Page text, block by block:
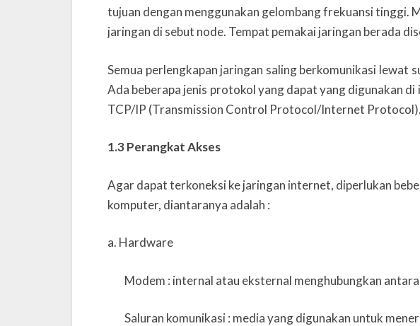
tujuan dengan menggunakan gelombang frekuansi tinggi.
jaringan di sebut node. Tempat pemakai jaringan berada
Semua perlengkapan jaringan saling berkomunikasi lewat
Ada beberapa jenis protokol yang dapat yang digunakan
TCP/IP (Transmission Control Protocol/Internet Protocol).
1.3 Perangkat Akses
Agar dapat terkoneksi ke jaringan internet, diperlukan
komputer, diantaranya adalah :
a. Hardware
Modem : internal atau eksternal menghubungkan
Saluran komunikasi : media yang digunakan untuk